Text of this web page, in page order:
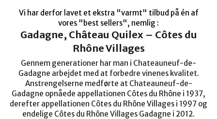
Vi har derfor lavet et ekstra "varmt" tilbud på én af
vores "best sellers", nemlig :
Gadagne, Château Quilex – Côtes du
Rhône Villages
Gennem generationer har man i Chateauneuf-de-
Gadagne arbejdet med at forbedre vinenes kvalitet.
Anstrengelserne medførte at Chateauneuf-de-
Gadagne opnåede appellationen Côtes du Rhône i 1937,
derefter appellationen Côtes du Rhône Villages i 1997 og
endelige Côtes du Rhône Villages Gadagne i 2012.